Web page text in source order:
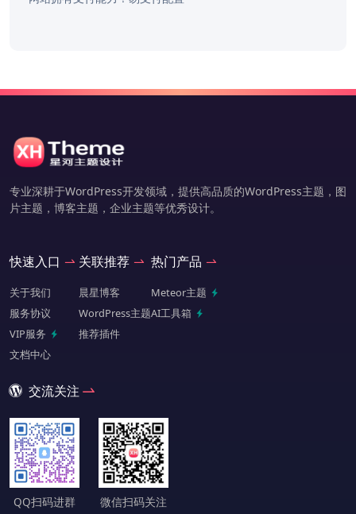
专业深耕于WordPress开发领域，提供高品质的WordPress主题，图
片主题，博客主题，企业主题等优秀设计。
快速入口
关于我们
服务协议
VIP服务
文档中心
关联推荐
晨星博客
WordPress主题
推荐插件
热门产品
Meteor主题
AI工具箱
交流关注
QQ扫码进群 微信扫码关注